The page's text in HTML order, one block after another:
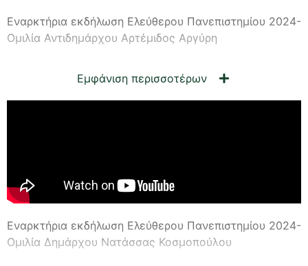
Εναρκτήρια εκδήλωση Ελεύθερου Πανεπιστημίου 2024-
Ομιλία Αντιδημάρχου Αρτέμιδος Αργύρη
Εμφάνιση περισσοτέρων
Εναρκτήρια εκδήλωση Ελεύθερου Πανεπιστημίου 2024-
Ομιλία Δημάρχου Νατάσσας Κοσμοπούλου